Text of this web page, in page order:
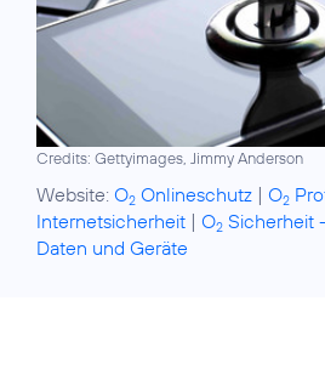
Credits: Gettyimages, Jimmy Anderson
Website: O2 Onlineschutz | O2
Internetsicherheit | O2 Sicherheit
Daten und Geräte